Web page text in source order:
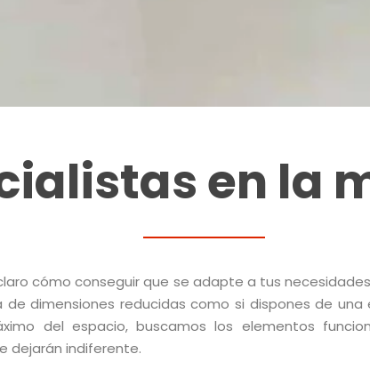
en la
cómo conseguir que se adapte a tus
dimensiones reducidas como si dispones de
del espacio, buscamos los elementos
dejarán indiferente.